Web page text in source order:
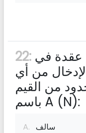
22:
من أي
من القيم
باسم A (N):
A. سالف